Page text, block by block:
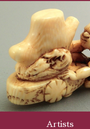
Artists